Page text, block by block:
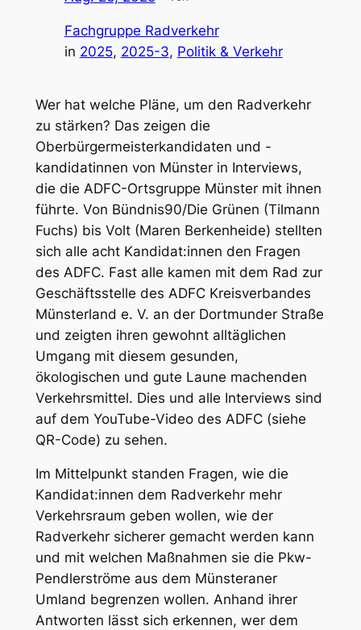
Fachgruppe Radverkehr
in 2025, 2025-3, Politik & Verkehr
Wer hat welche Pläne, um den Radverkehr
zu stärken? Das zeigen die
Oberbürgermeisterkandidaten und -
kandidatinnen von Münster in Interviews,
die die ADFC-Ortsgruppe Münster mit ihnen
führte. Von Bündnis90/Die Grünen (Tilmann
Fuchs) bis Volt (Maren Berkenheide) stellten
sich alle acht Kandidat:innen den Fragen
des ADFC. Fast alle kamen mit dem Rad zur
Geschäftsstelle des ADFC Kreisverbandes
Münsterland e. V. an der Dortmunder Straße
und zeigten ihren gewohnt alltäglichen
Umgang mit diesem gesunden,
ökologischen und gute Laune machenden
Verkehrsmittel. Dies und alle Interviews sind
auf dem YouTube-Video des ADFC (siehe
QR-Code) zu sehen.
Im Mittelpunkt standen Fragen, wie die
Kandidat:innen dem Radverkehr mehr
Verkehrsraum geben wollen, wie der
Radverkehr sicherer gemacht werden kann
und mit welchen Maßnahmen sie die Pkw-
Pendlerströme aus dem Münsteraner
Umland begrenzen wollen. Anhand ihrer
Antworten lässt sich erkennen, wer dem